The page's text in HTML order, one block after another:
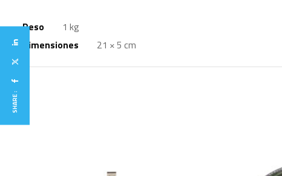
Peso
1 kg
Dimensiones
21 × 5 cm
SHARE :